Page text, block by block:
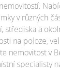
v různých
střediska a
na poloze,
nemovitost v
specialisty